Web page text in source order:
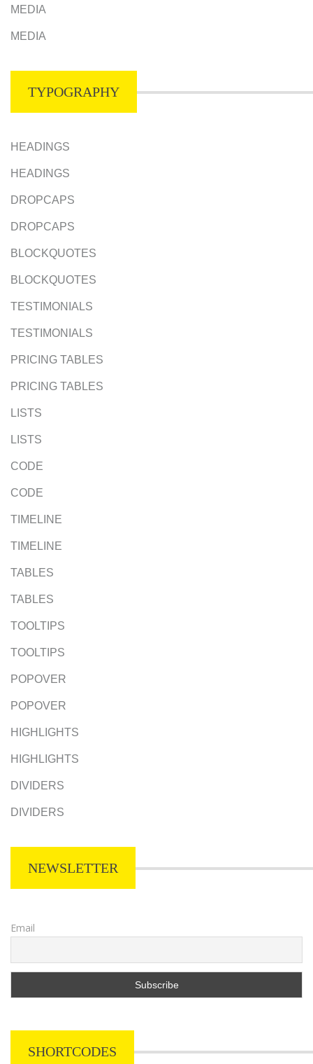
MEDIA
MEDIA
TYPOGRAPHY
HEADINGS
HEADINGS
DROPCAPS
DROPCAPS
BLOCKQUOTES
BLOCKQUOTES
TESTIMONIALS
TESTIMONIALS
PRICING TABLES
PRICING TABLES
LISTS
LISTS
CODE
CODE
TIMELINE
TIMELINE
TABLES
TABLES
TOOLTIPS
TOOLTIPS
POPOVER
POPOVER
HIGHLIGHTS
HIGHLIGHTS
DIVIDERS
DIVIDERS
NEWSLETTER
Email
SHORTCODES